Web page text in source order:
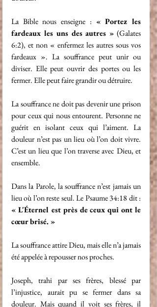
La Bible nous enseigne : « Portez les
fardeaux les uns des autres » (Galates
6:2), et non « enfermez les autres sous vos
fardeaux ». La souffrance peut unir ou
diviser. Elle peut ouvrir des portes ou les
fermer. Elle peut faire grandir ou détruire.
La souffrance ne doit pas devenir une prison
pour ceux qui nous entourent. Personne ne
guérit en isolant ceux qui l’aiment. La
douleur n’est pas un lieu où l’on doit vivre.
C’est un lieu que l’on traverse avec Dieu, et
ensemble.
Dans la Parole, la souffrance n’est jamais un
« L'Éternel est près de ceux qui ont le
cœur brisé. »
La souffrance attire Dieu, mais elle n’a jamais
été appelée à repousser nos proches.
Joseph, trahi par ses frères, blessé par
l’injustice, aurait pu se fermer dans sa
douleur. Mais quand il voit ses frères, il